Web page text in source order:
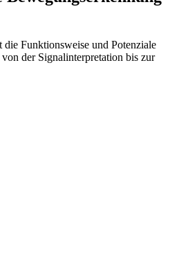
Funktionsweise und Potenziale
der Signalinterpretation bis zur